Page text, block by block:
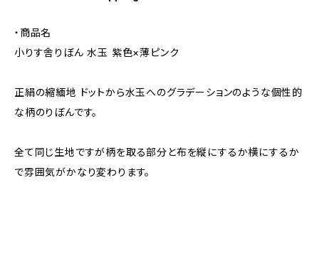
・商品名
小りす舎りぼん 水玉 紫色×薄ピンク
正絹の縮緬地 ドットから水玉へのグラデーションのような個性的
な柄のりぼんです。
全て同じ生地ですが柄を取る部分と布を縦にするか横にするか
で雰囲気がかなり変わります。